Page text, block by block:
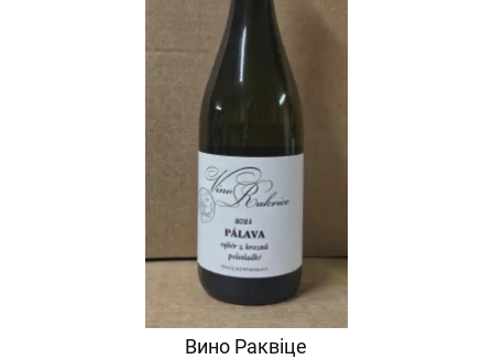
Вино Раквіце